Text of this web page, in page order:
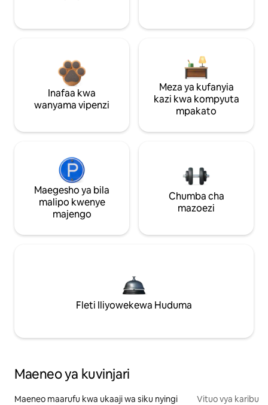
Inafaa kwa
wanyama vipenzi
Meza ya kufanyia
kazi kwa kompyuta
mpakato
Maegesho ya bila
malipo kwenye
majengo
Chumba cha
mazoezi
Fleti Iliyowekewa Huduma
Maeneo ya kuvinjari
Maeneo maarufu kwa ukaaji wa siku nyingi Vituo vya karibu